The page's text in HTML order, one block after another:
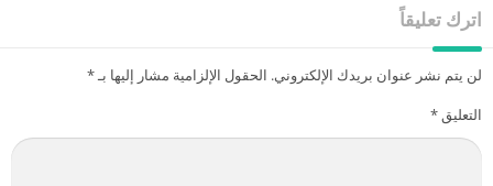
اترك تعليقاً
لن يتم نشر عنوان بريدك الإلكتروني. الحقول الإلزامية مشار إليها بـ*
التعليق*